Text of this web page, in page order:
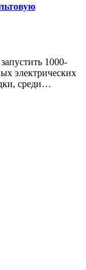
электрических
среди…